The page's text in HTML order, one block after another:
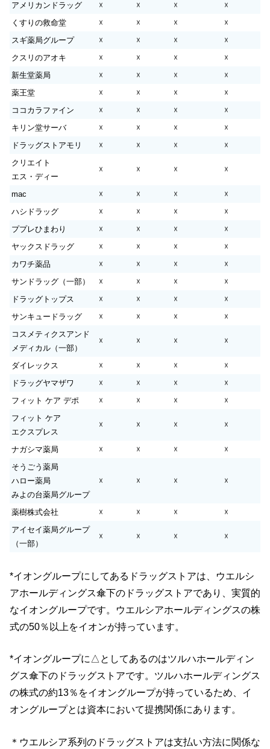
アメリカンドラッグ ☓ ☓ ☓
☓
くすりの救命堂
☓ ☓ ☓
☓
スギ薬局グループ
☓ ☓ ☓
☓
クスリのアオキ
☓ ☓ ☓
☓
新生堂薬局
☓ ☓ ☓
☓
薬王堂
☓ ☓ ☓
☓
ココカラファイン
☓ ☓ ☓
☓
キリン堂サーバ
☓ ☓ ☓
☓
ドラッグストアモリ
☓ ☓ ☓
☓
クリエイト
エス・ディー
☓ ☓ ☓ ☓
mac ☓ ☓ ☓
☓
ハシドラッグ
☓ ☓ ☓
☓
ププレひまわり
☓ ☓ ☓
☓
ヤックスドラッグ
☓ ☓ ☓
☓
カワチ薬品
☓ ☓ ☓
☓
サンドラッグ（一部）
☓ ☓ ☓
☓
ドラッグトップス
☓ ☓ ☓
☓
サンキュードラッグ
☓ ☓ ☓
☓
コスメティクスアンド
メディカル（一部）
☓ ☓ ☓ ☓
ダイレックス ☓ ☓ ☓
☓
ドラッグヤマザワ
☓ ☓ ☓
☓
フィット ケア デポ
☓ ☓ ☓
☓
フィット ケア
エクスプレス
☓ ☓ ☓ ☓
ナガシマ薬局 ☓ ☓ ☓
☓
そうごう薬局
ハロー薬局
みよの台薬局グループ
☓ ☓ ☓ ☓
薬樹株式会社 ☓ ☓ ☓
☓
アイセイ薬局グループ
（一部）
☓ ☓ ☓ ☓
*イオングループにしてあるドラッグストアは、ウエルシ
アホールディングス傘下のドラッグストアであり、実質的
なイオングループです。ウエルシアホールディングスの株
式の50％以上をイオンが持っています。
*イオングループに△としてあるのはツルハホールディン
グス傘下のドラッグストアです。ツルハホールディングス
の株式の約13％をイオングループが持っているため、イ
オングループとは資本において提携関係にあります。
＊ウエルシア系列のドラッグストアは支払い方法に関係な